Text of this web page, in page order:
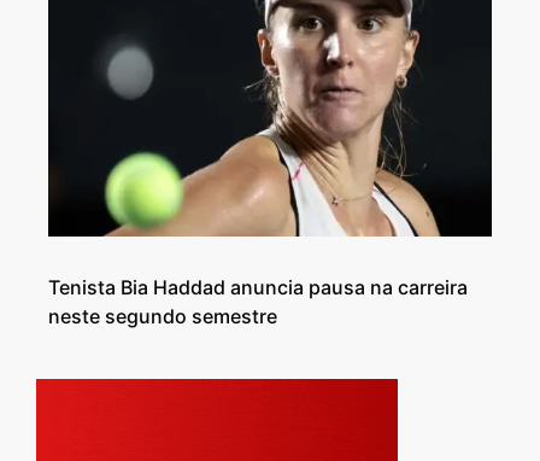
Tenista Bia Haddad anuncia pausa na carreira
neste segundo semestre